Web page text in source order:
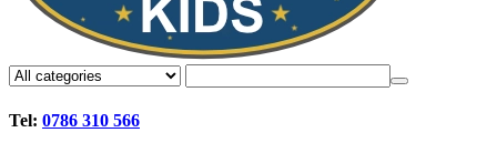
Tel: 0786 310 566